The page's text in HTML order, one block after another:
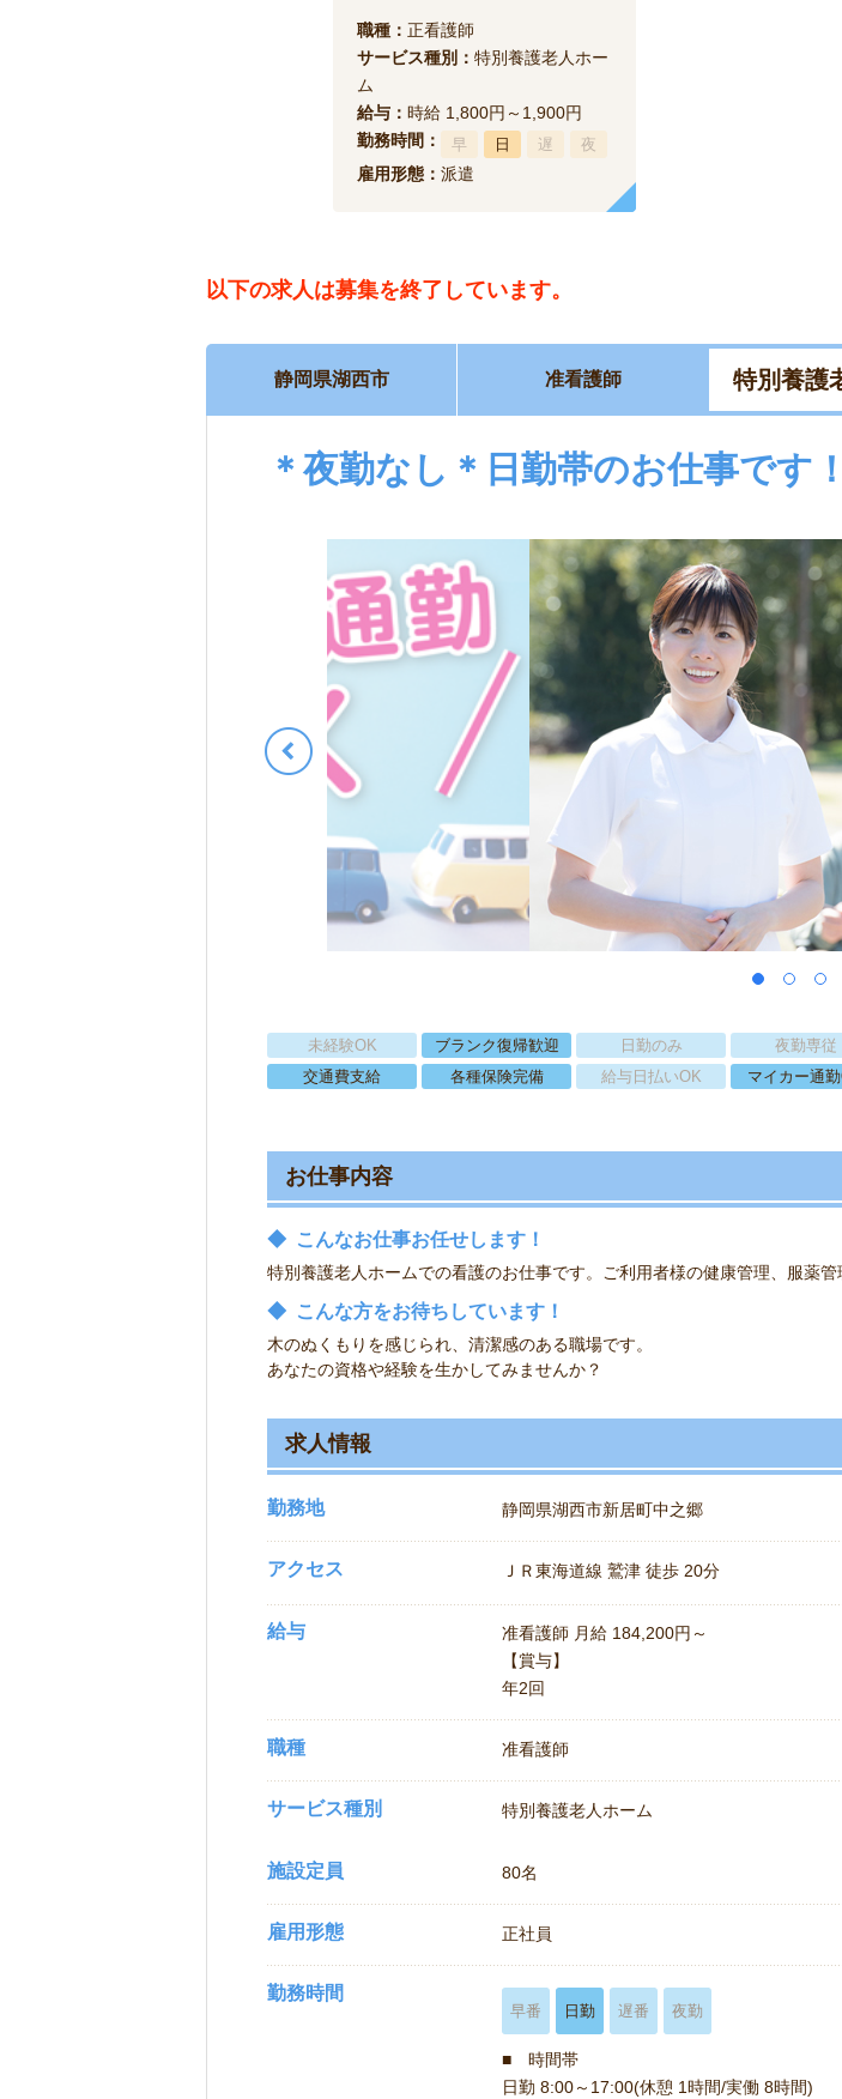
職種： 正看護師
サービス種別： 特別養護老人ホー
ム
給与： 時給 1,800円～1,900円
勤務時間：
早 日 遅 夜
雇用形態： 派遣
以下の求人は募集を終了しています。
静岡県湖西市 准看護師 特別養護
＊夜勤なし＊日勤帯のお仕事です！
未経験OK ブランク復帰歓迎 日勤のみ 夜勤専従
交通費支給
各種保険完備 給与日払いOK マイカー通
お仕事内容
◆ こんなお仕事お任せします！
特別養護老人ホームでの看護のお仕事です。ご利用者様の健康管理、服薬
◆ こんな方をお待ちしています！
木のぬくもりを感じられ、清潔感のある職場です。
あなたの資格や経験を生かしてみませんか？
求人情報
勤務地 静岡県湖西市新居町中之郷
アクセス ＪＲ東海道線 鷲津 徒歩 20分
給与
准看護師 月給 184,200円～
【賞与】
年2回
職種 准看護師
サービス種別 特別養護老人ホーム
施設定員 80名
雇用形態 正社員
勤務時間
早番 日勤 遅番 夜勤
■ 時間帯
日勤 8:00～17:00(休憩 1時間/実働 8時間)